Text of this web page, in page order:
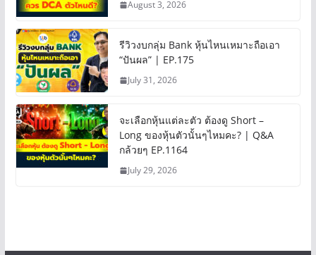
August 3, 2026
รีวิวงบกลุ่ม Bank หุ้นไหนเหมาะถือเอา
“ปันผล” | EP.175
July 31, 2026
จะเลือกหุ้นแต่ละตัว ต้องดู Short –
Long ของหุ้นตัวนั้นๆไหมคะ? | Q&A
กล้วยๆ EP.1164
July 29, 2026